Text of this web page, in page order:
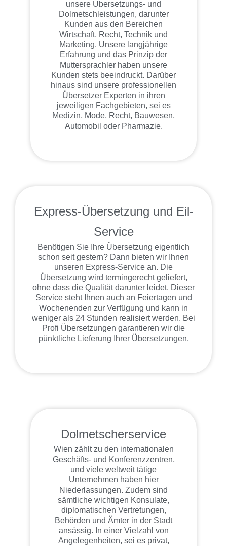
unsere Übersetzungs- und
Dolmetschleistungen, darunter
Kunden aus den Bereichen
Wirtschaft, Recht, Technik und
Marketing. Unsere langjährige
Erfahrung und das Prinzip der
Muttersprachler haben unsere
Kunden stets beeindruckt. Darüber
hinaus sind unsere professionellen
Übersetzer Experten in ihren
jeweiligen Fachgebieten, sei es
Medizin, Mode, Recht, Bauwesen,
Automobil oder Pharmazie.
Express-Übersetzung und Eil-
Service
Benötigen Sie Ihre Übersetzung eigentlich
schon seit gestern? Dann bieten wir Ihnen
unseren Express-Service an. Die
Übersetzung wird termingerecht geliefert,
ohne dass die Qualität darunter leidet. Dieser
Service steht Ihnen auch an Feiertagen und
Wochenenden zur Verfügung und kann in
weniger als 24 Stunden realisiert werden. Bei
Profi Übersetzungen garantieren wir die
pünktliche Lieferung Ihrer Übersetzungen.
Dolmetscherservice
Wien zählt zu den internationalen
Geschäfts- und Konferenzzentren,
und viele weltweit tätige
Unternehmen haben hier
Niederlassungen. Zudem sind
sämtliche wichtigen Konsulate,
diplomatischen Vertretungen,
Behörden und Ämter in der Stadt
ansässig. In einer Vielzahl von
Angelegenheiten, sei es privat,